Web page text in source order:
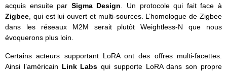
acquis ensuite par Sigma Design. Un protocole qui fait face à
Zigbee, qui est lui ouvert et multi-sources. L’homologue de Zigbee
dans les réseaux M2M serait plutôt Weightless-N que nous
évoquerons plus loin.
Certains acteurs supportant LoRA ont des offres multi-facettes.
Ainsi l’américain Link Labsqui supporte LoRA dans son propre